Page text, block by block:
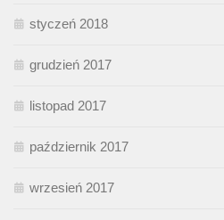
styczeń 2018
grudzień 2017
listopad 2017
październik 2017
wrzesień 2017